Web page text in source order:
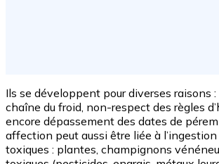
Ils se développent pour diverses raisons
chaîne du froid, non-respect des règles
encore dépassement des dates de
affection peut aussi être liée à l’ingestion
toxiques : plantes, champignons